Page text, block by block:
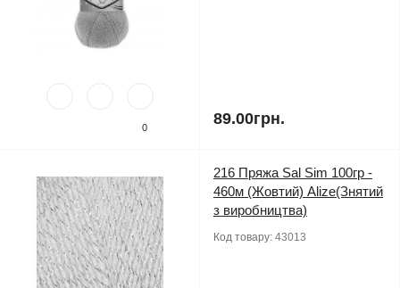
0 89.00грн.
216 Пряжа Sal Sim 100гр -
460м (Жовтий) Alize(Знятий
з виробництва)
Код товару: 43013